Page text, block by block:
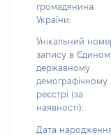
громадянина
України:
Унікальний
запису в
державному
демографічному
реєстрі (за
наявності):
Дата